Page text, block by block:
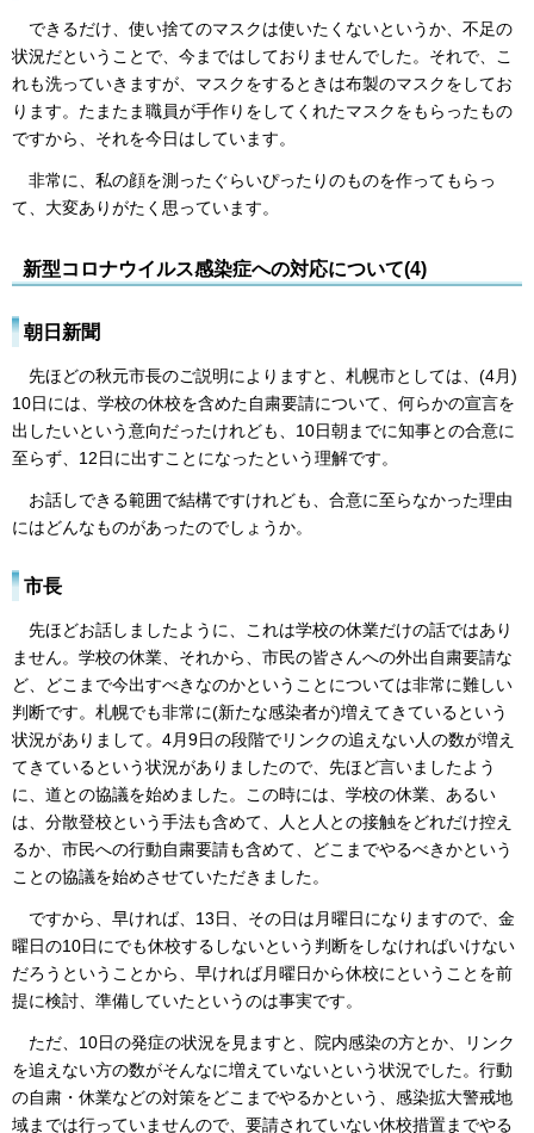
できるだけ、使い捨てのマスクは使いたくないというか、不足の
状況だということで、今まではしておりませんでした。それで、こ
れも洗っていきますが、マスクをするときは布製のマスクをしてお
ります。たまたま職員が手作りをしてくれたマスクをもらったもの
ですから、それを今日はしています。
非常に、私の顔を測ったぐらいぴったりのものを作ってもらっ
て、大変ありがたく思っています。
新型コロナウイルス感染症への対応について(4)
朝日新聞
先ほどの秋元市長のご説明によりますと、札幌市としては、(4月)
10日には、学校の休校を含めた自粛要請について、何らかの宣言を
出したいという意向だったけれども、10日朝までに知事との合意に
至らず、12日に出すことになったという理解です。
お話しできる範囲で結構ですけれども、合意に至らなかった理由
にはどんなものがあったのでしょうか。
市長
先ほどお話しましたように、これは学校の休業だけの話ではあり
ません。学校の休業、それから、市民の皆さんへの外出自粛要請な
ど、どこまで今出すべきなのかということについては非常に難しい
判断です。札幌でも非常に(新たな感染者が)増えてきているという
状況がありまして。4月9日の段階でリンクの追えない人の数が増え
てきているという状況がありましたので、先ほど言いましたよう
に、道との協議を始めました。この時には、学校の休業、あるい
は、分散登校という手法も含めて、人と人との接触をどれだけ控え
るか、市民への行動自粛要請も含めて、どこまでやるべきかという
ことの協議を始めさせていただきました。
ですから、早ければ、13日、その日は月曜日になりますので、金
曜日の10日にでも休校するしないという判断をしなければいけない
だろうということから、早ければ月曜日から休校にということを前
提に検討、準備していたというのは事実です。
ただ、10日の発症の状況を見ますと、院内感染の方とか、リンク
を追えない方の数がそんなに増えていないという状況でした。行動
の自粛・休業などの対策をどこまでやるかという、感染拡大警戒地
域までは行っていませんので、要請されていない休校措置までやる